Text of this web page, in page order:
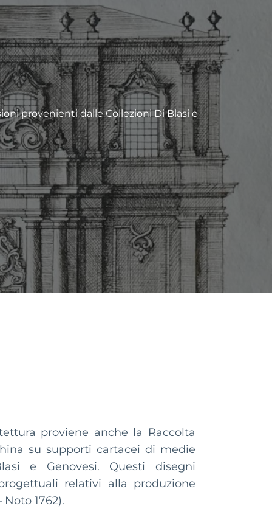
provenienti dalle Collezioni Di Blasi e
proviene anche la Raccolta
su supporti cartacei di medie
e Genovesi. Questi disegni
relativi alla produzione
1762).